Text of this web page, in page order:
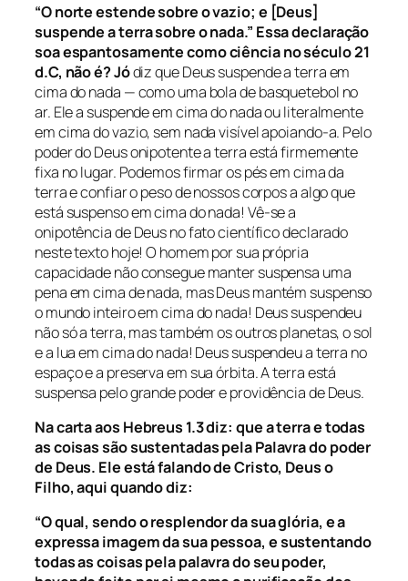
“O norte estende sobre o vazio; e [Deus]
suspende a terra sobre o nada.” Essa declaração
soa espantosamente como ciência no século 21
d.C, não é? Jódiz que Deus suspende a terra em
cima do nada — como uma bola de basquetebol no
ar. Ele a suspende em cima do nada ou literalmente
em cima do vazio, sem nada visível apoiando-a. Pelo
poder do Deus onipotente a terra está firmemente
fixa no lugar. Podemos firmar os pés em cima da
terra e confiar o peso de nossos corpos a algo que
está suspenso em cima do nada! Vê-se a
onipotência de Deus no fato científico declarado
neste texto hoje! O homem por sua própria
capacidade não consegue manter suspensa uma
pena em cima de nada, mas Deus mantém suspenso
o mundo inteiro em cima do nada! Deus suspendeu
não só a terra, mas também os outros planetas, o sol
e a lua em cima do nada! Deus suspendeu a terra no
espaço e a preserva em sua órbita. A terra está
suspensa pelo grande poder e providência de Deus.
Na carta aos Hebreus 1.3 diz: que a terra e todas
as coisas são sustentadas pela Palavra do poder
de Deus. Ele está falando de Cristo, Deus o
Filho, aqui quando diz:
“O qual, sendo o resplendor da sua glória, e a
expressa imagem da sua pessoa, e sustentando
todas as coisas pela palavra do seu poder,